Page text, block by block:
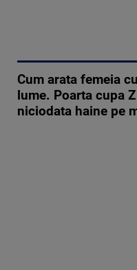
Cum arata femeia
lume. Poarta cupa
niciodata haine pe